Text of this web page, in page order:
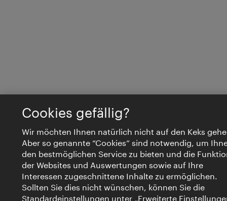
Cookies gefällig?
Wir möchten Ihnen natürlich nicht auf den Keks
Aber so genannte “Cookies” sind notwendig, um
den bestmöglichen Service zu bieten und die
der Websites und Auswertungen sowie auf Ihre
Interessen zugeschnittene Inhalte zu ermöglichen.
Sollten Sie dies nicht wünschen, können Sie die
Standardeinstellungen unter „Erweiterte